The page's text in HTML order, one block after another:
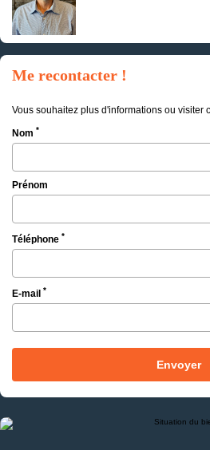
Me recontacter !
Vous souhaitez plus d'informations ou visiter
Nom *
Prénom
Téléphone *
E-mail *
Envoyer